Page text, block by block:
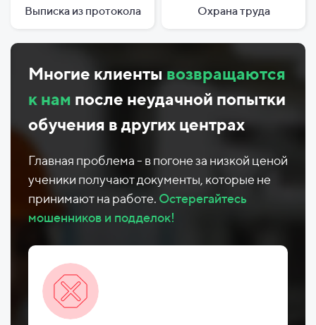
Выписка из протокола Охрана труда
Многие клиенты возвращаются
к нам после неудачной попытки
обучения в других центрах
Главная проблема - в погоне за низкой ценой
ученики получают документы, которые не
принимают на работе. Остерегайтесь
мошенников и подделок!